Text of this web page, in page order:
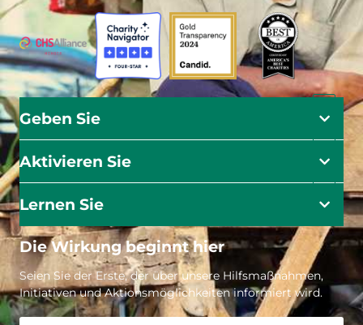
Geben Sie
Aktivieren Sie
Lernen Sie
Die Wirkung beginnt hier
Seien Sie der Erste, der über unsere Hilfsmaßnahmen,
Initiativen und Aktionsmöglichkeiten informiert wird.